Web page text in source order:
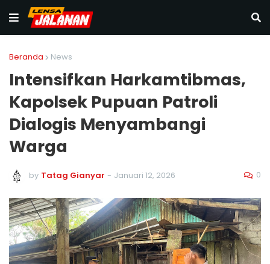
Beranda News
Intensifkan Harkamtibmas,
Kapolsek Pupuan Patroli
Dialogis Menyambangi
Warga
by Tatag Gianyar - Januari 12, 2026 0